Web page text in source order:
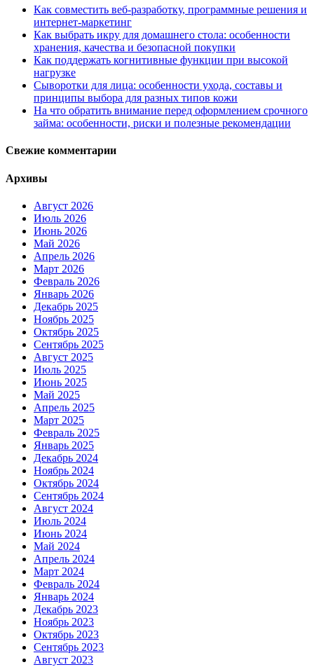
Как совместить веб-разработку, программные решения и
интернет-маркетинг
Как выбрать икру для домашнего стола: особенности
хранения, качества и безопасной покупки
Как поддержать когнитивные функции при высокой
нагрузке
Сыворотки для лица: особенности ухода, составы и
принципы выбора для разных типов кожи
На что обратить внимание перед оформлением срочного
займа: особенности, риски и полезные рекомендации
Свежие комментарии
Архивы
Август 2026
Июль 2026
Июнь 2026
Май 2026
Апрель 2026
Март 2026
Февраль 2026
Январь 2026
Декабрь 2025
Ноябрь 2025
Октябрь 2025
Сентябрь 2025
Август 2025
Июль 2025
Июнь 2025
Май 2025
Апрель 2025
Март 2025
Февраль 2025
Январь 2025
Декабрь 2024
Ноябрь 2024
Октябрь 2024
Сентябрь 2024
Август 2024
Июль 2024
Июнь 2024
Май 2024
Апрель 2024
Март 2024
Февраль 2024
Январь 2024
Декабрь 2023
Ноябрь 2023
Октябрь 2023
Сентябрь 2023
Август 2023